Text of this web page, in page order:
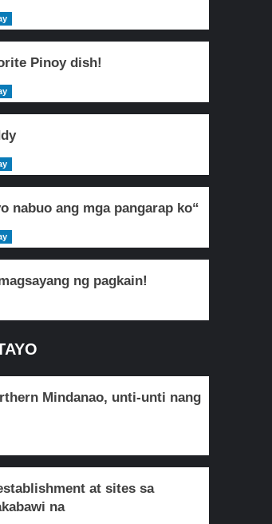
Pinoy dish!
nabuo ang mga pangarap ko“
ng pagkain!
Mindanao, unti-unti nang
at sites sa
na